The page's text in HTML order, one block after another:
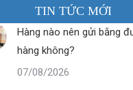
TIN TỨC MỚI
Hàng nào nên gửi bằng
hàng không?
07/08/2026